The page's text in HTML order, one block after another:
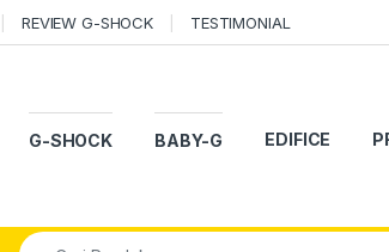
REVIEW G-SHOCK TESTIMONIAL
G-SHOCK BABY-G EDIFICE
Search for: